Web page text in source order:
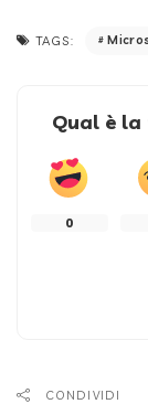
TAGS:
Qual è
0
CONDIVIDI